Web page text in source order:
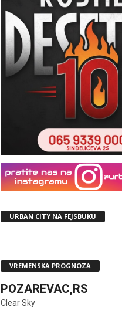
URBAN CITY NA FEJSBUKU
VREMENSKA PROGNOZA
POZAREVAC,RS
Clear Sky